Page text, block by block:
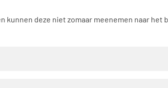
deze niet zomaar meenemen naar het